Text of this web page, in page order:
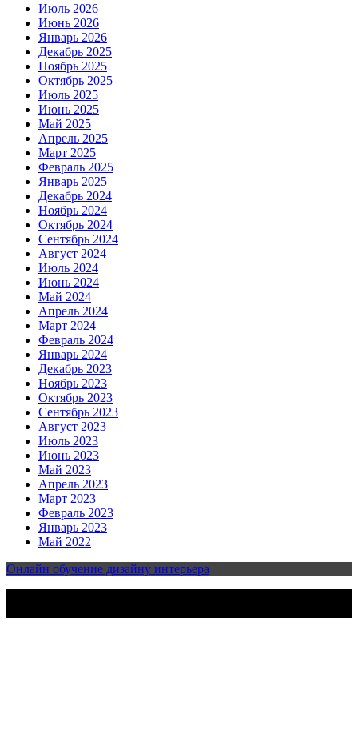
Июль 2026
Июнь 2026
Январь 2026
Декабрь 2025
Ноябрь 2025
Октябрь 2025
Июль 2025
Июнь 2025
Май 2025
Апрель 2025
Март 2025
Февраль 2025
Январь 2025
Декабрь 2024
Ноябрь 2024
Октябрь 2024
Сентябрь 2024
Август 2024
Июль 2024
Июнь 2024
Май 2024
Апрель 2024
Март 2024
Февраль 2024
Январь 2024
Декабрь 2023
Ноябрь 2023
Октябрь 2023
Сентябрь 2023
Август 2023
Июль 2023
Июнь 2023
Май 2023
Апрель 2023
Март 2023
Февраль 2023
Январь 2023
Май 2022
Онлайн обучение дизайну интерьера